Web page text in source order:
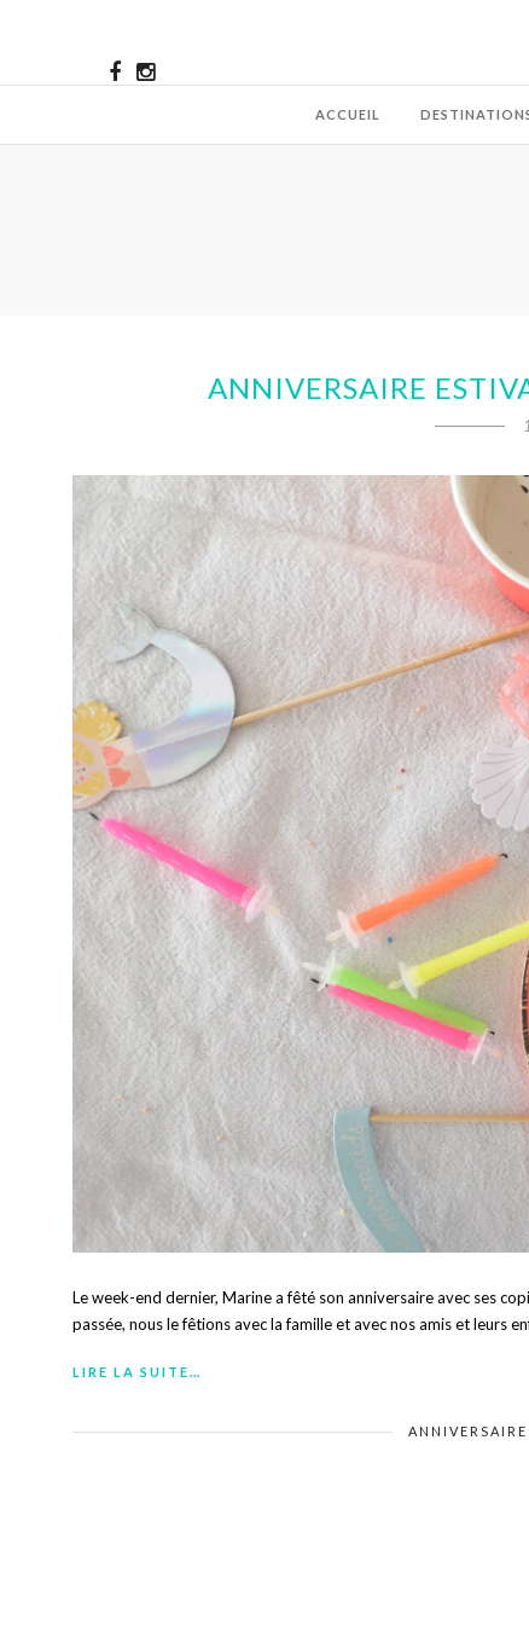
ACCUEIL
ANNIVERSAIRE
Le week-end dernier, Marine a fêté son anniversaire avec ses
passée, nous le fêtions avec la famille et avec nos amis et leurs
LIRE LA SUITE…
ANNIVERSAIRE